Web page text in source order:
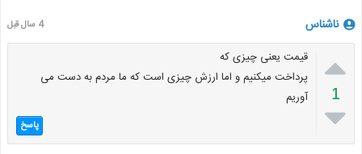
ناشناس 4 سال قبل

1

قیمت یعنی چیزی که
پرداخت میکنیم و اما ارزش چیزی است که ما مردم به دست می
آوریم
پاسخ